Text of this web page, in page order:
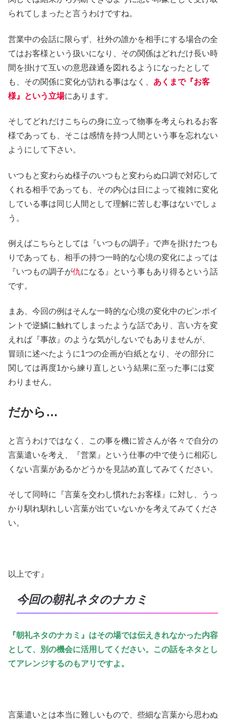
られてしまったと言うわけですね。
営業中の会話に限らず、社外の誰かを相手にする場合の全
てはお客様という扱いになり、その関係はどれだけ長い時
間を掛けて互いの意思疎通を図れるようになったとして
も、その関係に変化が訪れる事はなく、 あくまで『お客
様』という立場にあります。
そしてどれだけこちらの身に立って物事を考えられるお客
様であっても、そこは感情を持つ人間という事を忘れない
ようにして下さい。
いつもと変わらぬ様子のいつもと変わらぬ口調で対応して
くれる相手であっても、その内心は日によって複雑に変化
している事は同じ人間として理解に苦しむ事はないでしょ
う。
例えばこちらとしては『いつもの調子』で声を掛けたつも
りであっても、相手の持つ一時的な心境の変化によっては
『いつもの調子が仇になる』という事もあり得るという話
です。
まあ、今回の例はそんな一時的な心境の変化中のピンポイ
ントで逆鱗に触れてしまったような話であり、言い方を変
えれば『事故』のような気がしないでもありませんが、
冒頭に述べたように1つの企画が白紙となり、その部分に
関しては再度1から練り直しという結果に至った事には変
わりません。
だから…
と言うわけではなく、この事を機に皆さんが各々で自分の
言葉遣いを考え、『営業』という仕事の中で使うに相応し
くない言葉があるかどうかを見詰め直してみてください。
そして同時に『言葉を交わし慣れたお客様』に対し、うっ
かり馴れ馴れしい言葉が出ていないかを考えてみてくださ
い。
以上です』
今回の朝礼ネタのナカミ
『朝礼ネタのナカミ』はその場では伝えきれなかった内容
として、別の機会に活用してください。この話をネタとし
てアレンジするのもアリですよ。
言葉遣いとは本当に難しいもので、些細な言葉から思わぬ